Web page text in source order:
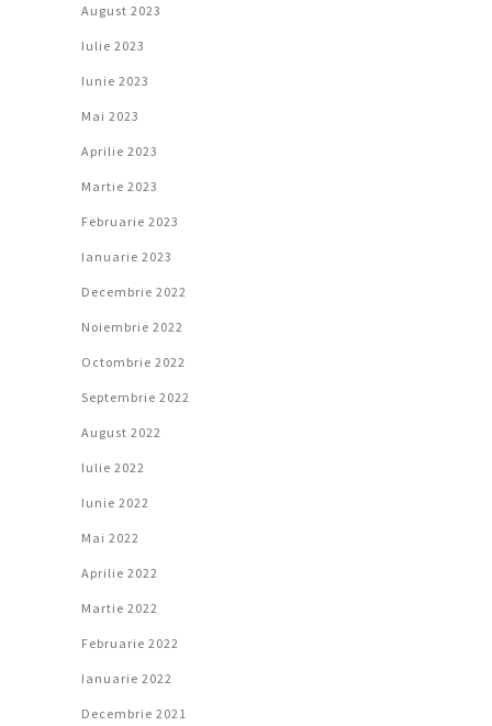
August 2023
Iulie 2023
Iunie 2023
Mai 2023
Aprilie 2023
Martie 2023
Februarie 2023
Ianuarie 2023
Decembrie 2022
Noiembrie 2022
Octombrie 2022
Septembrie 2022
August 2022
Iulie 2022
Iunie 2022
Mai 2022
Aprilie 2022
Martie 2022
Februarie 2022
Ianuarie 2022
Decembrie 2021